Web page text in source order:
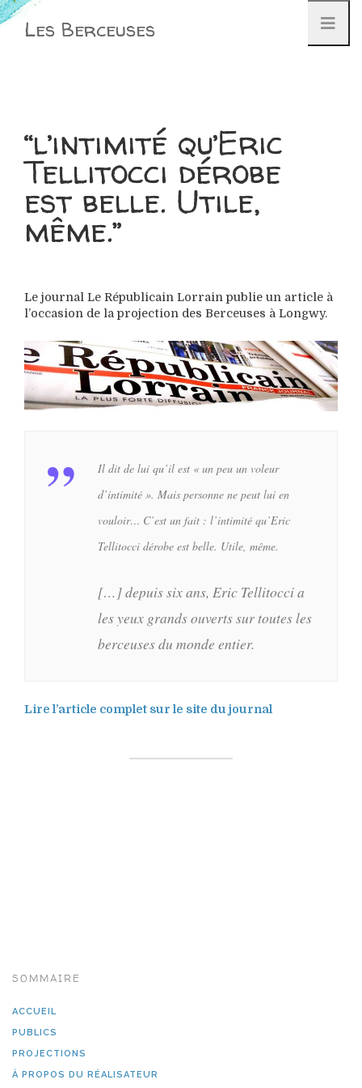
Aller
au
Les Berceuses
“l’intimité qu’Eric
Tellitocci dérobe
est belle. Utile,
même.”
Le journal Le Républicain Lorrain publie un article à
l’occasion de la projection des Berceuses à Longwy.
Il dit de lui qu’il est « un peu un voleur
d’intimité ». Mais personne ne peut lui en
vouloir… C’est un fait : l’intimité qu’Eric
Tellitocci dérobe est belle. Utile, même.
[…] depuis six ans, Eric Tellitocci a
les yeux grands ouverts sur toutes les
berceuses du monde entier.
Lire l’article complet sur le site du journal
SOMMAIRE
ACCUEIL
PUBLICS
PROJECTIONS
À PROPOS DU RÉALISATEUR